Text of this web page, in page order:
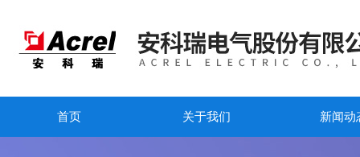
首页 关于我们 新闻动